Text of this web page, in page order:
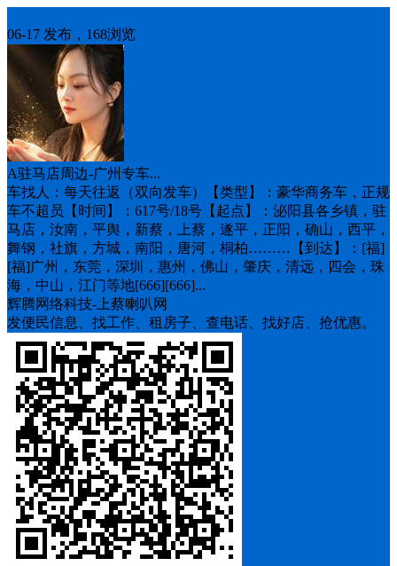
06-17 发布，168浏览
A驻马店周边-广州专车...
车找人：每天往返（双向发车）【类型】：豪华商务车，正规
车不超员【时间】：6️17号/18号【起点】：泌阳县各乡镇，驻
马店，汝南，平舆，新蔡，上蔡，遂平，正阳，确山，西平，
舞钢，社旗，方城，南阳，唐河，桐柏………【到达】：[福]
[福]广州，东莞，深圳，惠州，佛山，肇庆，清远，四会，珠
海，中山，江门等地[666][666]...
辉腾网络科技-上蔡喇叭网
发便民信息、找工作、租房子、查电话、找好店、抢优惠。